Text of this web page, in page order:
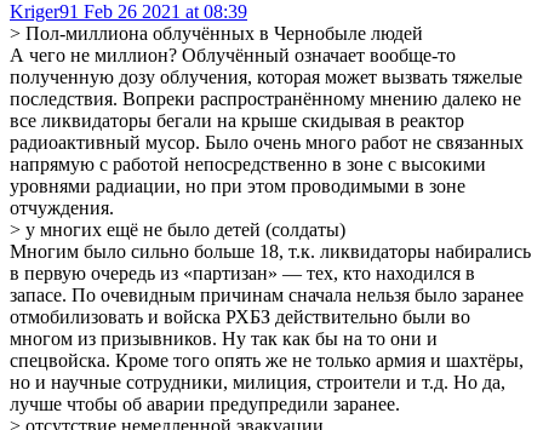
Kriger91 Feb 26 2021 at 08:39
> Пол-миллиона облучённых в Чернобыле людей
А чего не миллион? Облучённый означает вообще-то
полученную дозу облучения, которая может вызвать тяжелые
последствия. Вопреки распространённому мнению далеко не
все ликвидаторы бегали на крыше скидывая в реактор
радиоактивный мусор. Было очень много работ не связанных
напрямую с работой непосредственно в зоне с высокими
уровнями радиации, но при этом проводимыми в зоне
отчуждения.
> у многих ещё не было детей (солдаты)
Многим было сильно больше 18, т.к. ликвидаторы набирались
в первую очередь из «партизан» — тех, кто находился в
запасе. По очевидным причинам сначала нельзя было заранее
отмобилизовать и войска РХБЗ действительно были во
многом из призывников. Ну так как бы на то они и
спецвойска. Кроме того опять же не только армия и шахтёры,
но и научные сотрудники, милиция, строители и т.д. Но да,
лучше чтобы об аварии предупредили заранее.